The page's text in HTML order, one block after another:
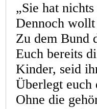
„Sie hat
Dennoch
Zu dem Bund
Euch bereits
Kinder, seid
Überlegt euch
Ohne die